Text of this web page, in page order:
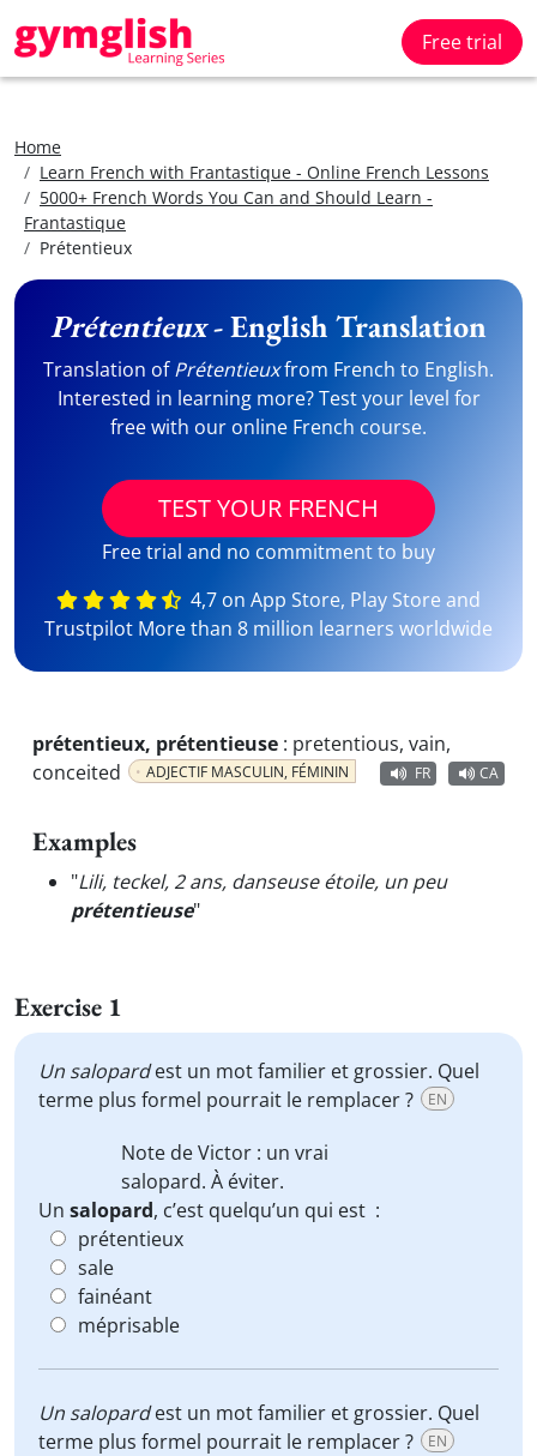
Free trial
Home
Learn French with Frantastique - Online French Lessons
5000+ French Words You Can and Should Learn -
Frantastique
Prétentieux
Prétentieux- English Translation
Translation ofPrétentieuxfrom French to English.
Interested in learning more? Test your level for
free with our online French course.
TEST YOUR FRENCH
Free trial and no commitment to buy
4,7 on App Store, Play Store and
Trustpilot More than 8 million learners worldwide
prétentieux, prétentieuse : pretentious, vain,
conceited
ADJECTIF MASCULIN, FÉMININ FR CA
Examples
"Lili, teckel, 2 ans, danseuse étoile, un peu
prétentieuse"
Exercise 1
Un salopardest un mot familier et grossier. Quel
terme plus formel pourrait le remplacer ?
EN
Note de Victor : un vrai
salopard. À éviter.
Un salopard, c’est quelqu’un qui est :
prétentieux
sale
fainéant
méprisable
Un salopardest un mot familier et grossier. Quel
terme plus formel pourrait le remplacer ?
EN